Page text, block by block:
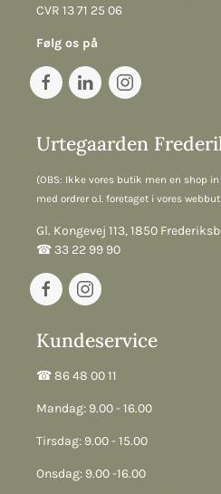
CVR 13 71 25 06
Følg os på
Urtegaarden
(OBS: Ikke vores butik men en shop
med ordrer o.l. foretaget i vores
Gl. Kongevej 113, 1850
☎︎ 33 22 99 90
Kundeservice
☎︎ 86 48 00 11
Mandag: 9.00 - 16.00
Tirsdag: 9.00 - 15.00
Onsdag: 9.00 -16.00